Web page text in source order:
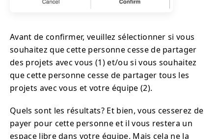
Avant de confirmer, veuillez sélectionner si vous
souhaitez que cette personne cesse de partager
des projets avec vous (1) et/ou si vous souhaitez
que cette personne cesse de partager tous les
projets avec vous et votre équipe (2).
Quels sont les résultats? Et bien, vous cesserez de
payer pour cette personne et il vous restera un
espace libre dans votre équipe. Mais cela ne la